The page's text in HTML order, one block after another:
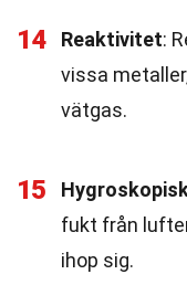
14 Reaktivitet:
vissa
vätgas.
15
fukt från
ihop sig.